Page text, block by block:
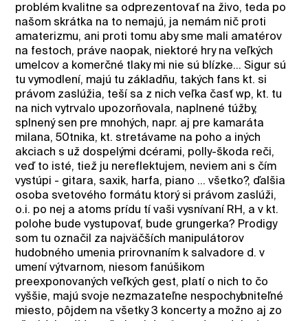
problém kvalitne sa odprezentovať na živo, teda po
našom skrátka na to nemajú, ja nemám nič proti
amaterizmu, ani proti tomu aby sme mali amatérov
na festoch, práve naopak, niektoré hry na veľkých
umelcov a komerčné tlaky mi nie sú blízke... Sigur sú
tu vymodlení, majú tu základňu, takých fans kt. si
právom zaslúžia, teší sa z nich veľka časť wp, kt. tu
na nich vytrvalo upozorňovala, naplnené túžby,
splnený sen pre mnohých, napr. aj pre kamaráta
milana, 50tnika, kt. stretávame na poho a iných
akciach s už dospelými dcérami, polly-škoda reči,
veď to isté, tiež ju nereflektujem, neviem ani s čím
vystúpi - gitara, saxik, harfa, piano ... všetko?, ďalšia
osoba svetového formátu ktorý si právom zaslúži,
o.i. po nej a atoms prídu tí vaši vysnívaní RH, a v kt.
polohe bude vystupovať, bude grungerka? Prodigy
som tu označil za najväčších manipulátorov
hudobného umenia prirovnaním k salvadore d. v
umení výtvarnom, niesom fanúšikom
preexponovaných veľkých gest, platí o nich to čo
vyššie, majú svoje nezmazateľne nespochybniteľné
miesto, pôjdem na všetky 3 koncerty a možno aj zo